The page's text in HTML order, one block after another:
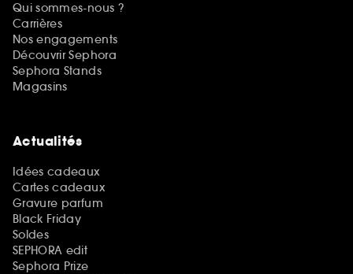
Qui sommes-nous ?
Carrières
Nos engagements
Découvrir Sephora
Sephora Stands
Magasins
Actualités
Idées cadeaux
Cartes cadeaux
Gravure parfum
Black Friday
Soldes
SEPHORA edit
Sephora Prize